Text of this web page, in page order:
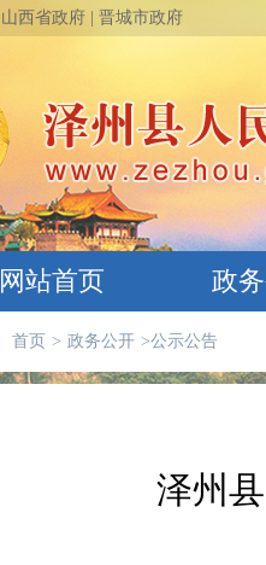
山西省政府 晋城市政府
网站首页 政
首页 > 政务公开 >公示公告
泽州